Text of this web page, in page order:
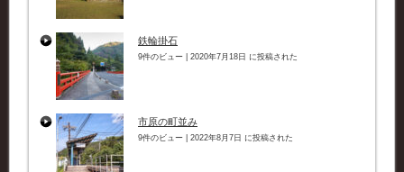
鉄輪掛石
9件のビュー 2020年7月18日 に投稿された
市原の町並み
9件のビュー 2022年8月7日 に投稿された